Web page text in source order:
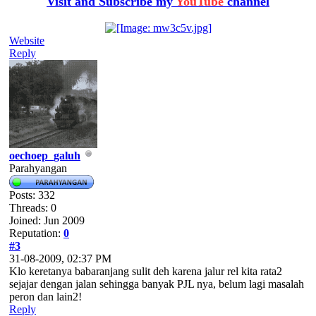
Website
Reply
oechoep_galuh
Parahyangan
Posts: 332
Threads: 0
Joined: Jun 2009
Reputation: 0
#3
31-08-2009, 02:37 PM
Klo keretanya babaranjang sulit deh karena jalur rel kita rata2
sejajar dengan jalan sehingga banyak PJL nya, belum lagi masalah
peron dan lain2!
Reply